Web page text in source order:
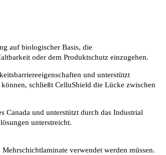
auf biologischer Basis, die
oder dem Produktschutz einzugehen.
und unterstützt
schließt CelluShield die Lücke zwischen
Canada und unterstützt durch das Industrial
unterstreicht.
verwendet werden müssen.